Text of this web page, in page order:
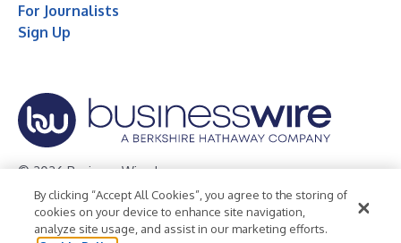
For Journalists
Sign Up
© 2026 Business Wire, Inc.
Privacy Policy Cookie Policy
Accessibility Statement
Terms of Use
Legal
By clicking “Accept All Cookies”, you agree to the storing of
cookies on your device to enhance site navigation,
analyze site usage, and assist in our marketing efforts.